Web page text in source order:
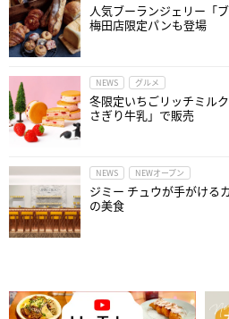
人気ブーランジェリー「
梅田店限定パンも登場
NEWS グルメ
冬限定いちごリッチミル
さぎり牛乳」で販売
NEWS NEWオープン
ジミー チュウが手がける
の美食